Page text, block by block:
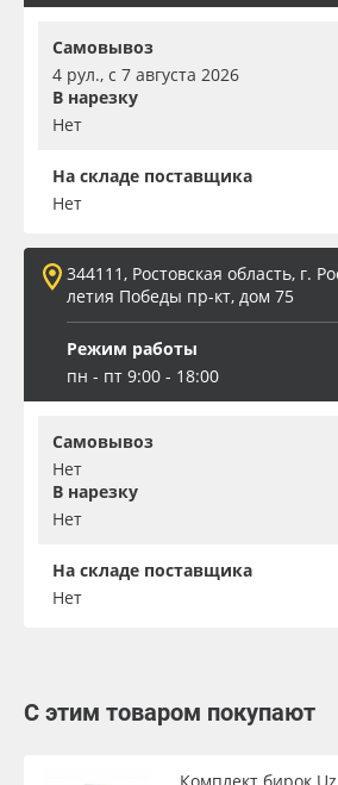
Самовывоз
4 рул., с 7 августа 2026
В нарезку
Нет
На складе поставщика
Нет
344111, Ростовская область, г.
летия Победы пр-кт, дом 75
Режим работы
пн - пт 9:00 - 18:00
Самовывоз
Нет
В нарезку
Нет
На складе поставщика
Нет
С этим товаром покупают